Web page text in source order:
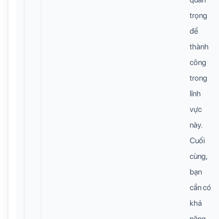
trọng
để
thành
công
trong
lĩnh
vực
này.
Cuối
cùng,
bạn
cần có
khả